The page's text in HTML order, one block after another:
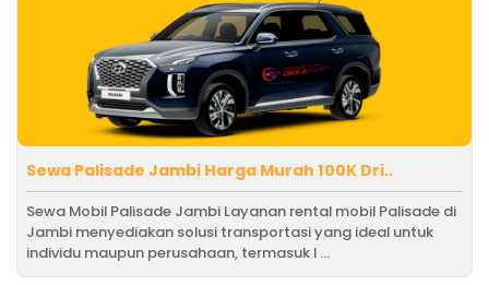
Sewa Palisade Jambi Harga Murah 100K Dri..
Sewa Mobil Palisade Jambi Layanan rental mobil Palisade di
Jambi menyediakan solusi transportasi yang ideal untuk
individu maupun perusahaan, termasuk l ...